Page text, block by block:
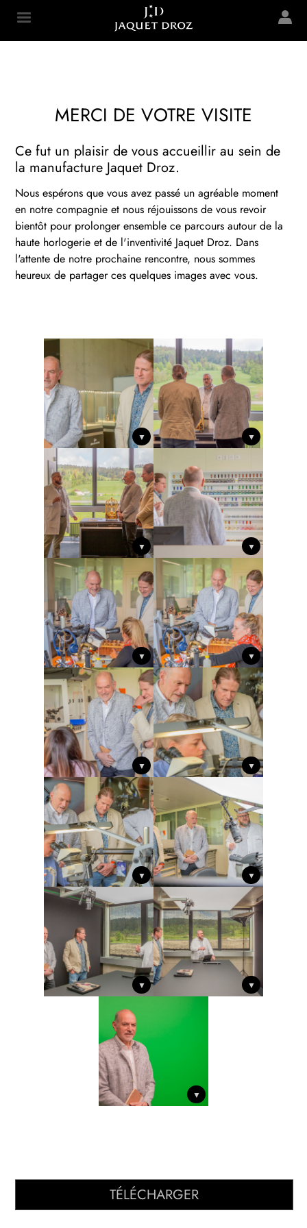
content
Jaquet Droz
MERCI DE VOTRE VISITE
Ce fut un plaisir de vous accueillir au sein de
la manufacture Jaquet Droz.
Nous espérons que vous avez passé un agréable moment
en notre compagnie et nous réjouissons de vous revoir
bientôt pour prolonger ensemble ce parcours autour de la
haute horlogerie et de l'inventivité Jaquet Droz. Dans
l'attente de notre prochaine rencontre, nous sommes
heureux de partager ces quelques images avec vous.
▼ ▼
▼ ▼
▼ ▼
▼ ▼
▼ ▼
▼ ▼
▼
TÉLÉCHARGER